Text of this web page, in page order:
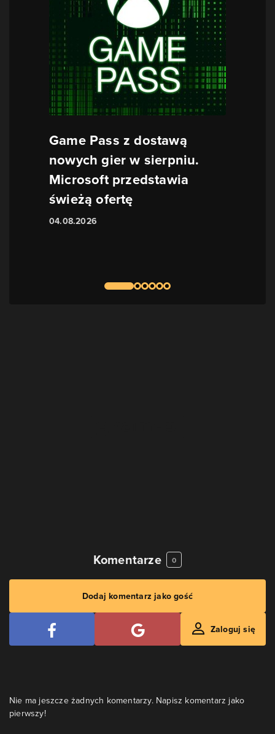
Game Pass z dostawą
nowych gier w sierpniu.
Microsoft przedstawia
świeżą ofertę
04.08.2026
Komentarze 0
Dodaj komentarz jako gość
Zaloguj się
Nie ma jeszcze żadnych komentarzy. Napisz komentarz jako
pierwszy!